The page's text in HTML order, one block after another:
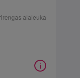
alaleuka